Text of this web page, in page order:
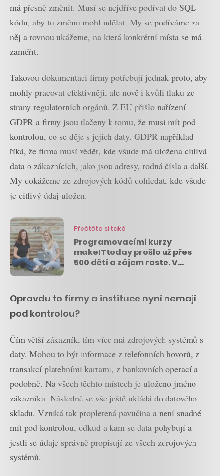
má přesně změnit. Musí se nejdříve podívat do SQL
kódu, aby tu změnu mohl udělat. My se podíváme za
něj a rovnou ukážeme, na která konkrétní místa se má
zaměřit.
Takovou dokumentaci firmy potřebují jednak proto, aby
mohly pracovat efektivněji, ale nově i kvůli tlaku ze
strany regulatorních orgánů. Z EU přišlo nařízení
GDPR a firmy jsou tlačeny k tomu, že musí mít pod
kontrolou, co se děje s jejich daty. GDPR například
říká, že firma musí vědět, kde všude má uložena citlivá
data o zákaznících, jako jsou adresy, rodná čísla a další.
My dokážeme ze zdrojových kódů dohledat, kde všude
je citlivý údaj uložen.
Přečtěte si také
Programovacími kurzy
makeITtoday prošlo už přes
500 dětí a zájem roste. V
Opravdu to firmy a instituce nyní nemají
pod kontrolou?
Čím větší zákazník, tím více má zdrojových systémů s
daty. Mohou to být informace z telefonních hovorů, z
transakcí platebními kartami, z bankovních operací a
podobně. Na všech těchto místech je uloženo jméno
zákazníka. Následně se vše ještě ukládá do datového
skladu. Vzniká tak propletená pavučina a není snadné
mít pod kontrolou, odkud a kam se data pohybují a
jestli se údaje správně propisují ze všech zdrojových
systémů.